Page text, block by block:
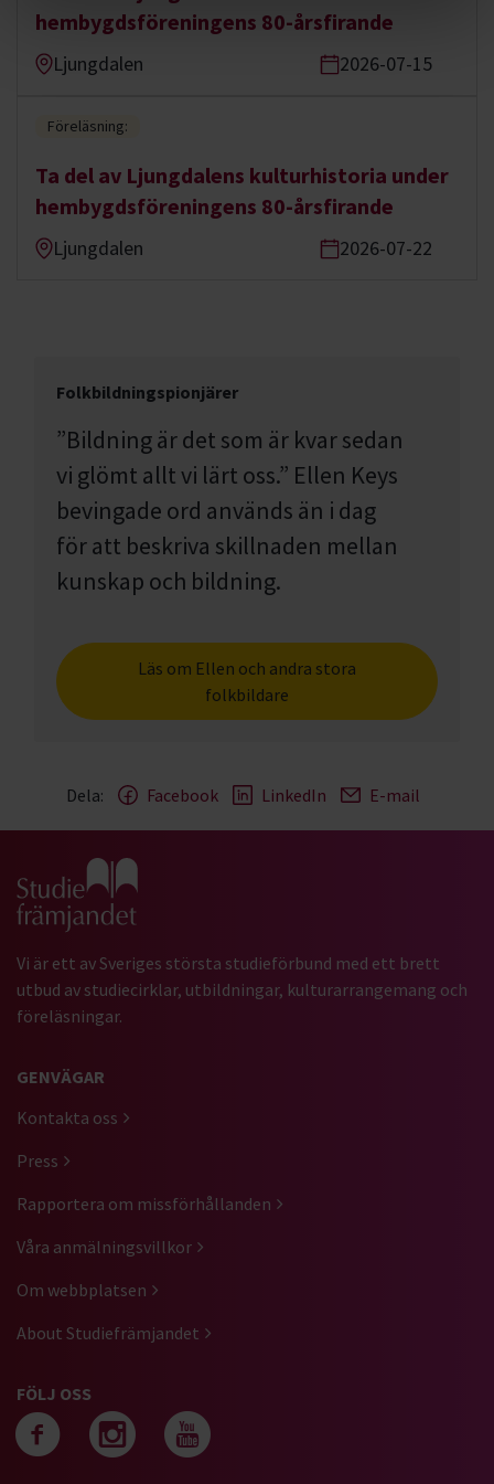
hembygdsföreningens 80-årsfirande
Ljungdalen 2026-07-15
Föreläsning:
Ta del av Ljungdalens kulturhistoria under
hembygdsföreningens 80-årsfirande
Ljungdalen 2026-07-22
Folkbildningspionjärer
”Bildning är det som är kvar sedan
vi glömt allt vi lärt oss.” Ellen Keys
bevingade ord används än i dag
för att beskriva skillnaden mellan
kunskap och bildning.
Läs om Ellen och andra stora
folkbildare
Dela: Facebook LinkedIn E-mail
Gå till studiefrämjandets startsida
Vi är ett av Sveriges största studieförbund med ett brett
utbud av studiecirklar, utbildningar, kulturarrangemang och
föreläsningar.
GENVÄGAR
Kontakta oss
Press
Rapportera om missförhållanden
Våra anmälningsvillkor
Om webbplatsen
About Studiefrämjandet
FÖLJ OSS
Följ oss på facebook
Följ oss på
Följ oss på